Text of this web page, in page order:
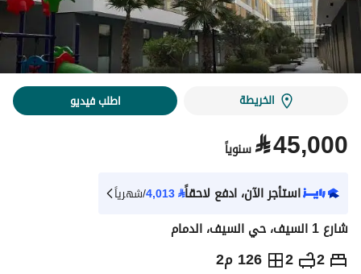
الخريطة اطلب فيديو
⃁45,000 سنوياً
استأجر الآن، ادفع لاحقاً⃁
4,013/شهرياً
شارع 1 السيف، حي السيف، الدمام
2
2 126 م2 ⃁
45,000سنوياً